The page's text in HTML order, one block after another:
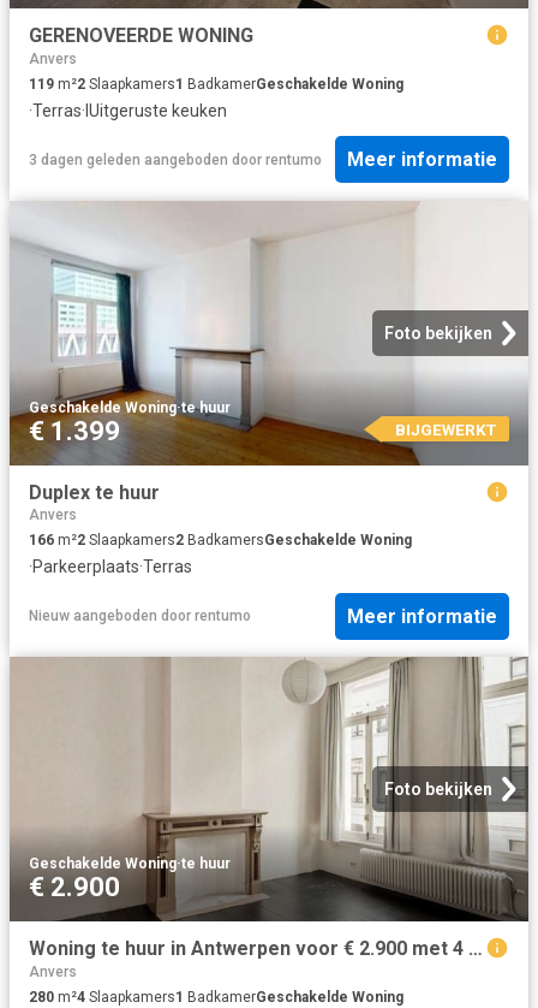
GERENOVEERDE WONING
Anvers
119 m²2 Slaapkamers1 BadkamerGeschakelde Woning
·Terras· IUitgeruste keuken
3 dagen geleden aangeboden door rentumo Meer informatie
Foto bekijken
Geschakelde Woning·te huur
€ 1.399 BIJGEWERKT
Duplex te huur
Anvers
166 m²2 Slaapkamers2 BadkamersGeschakelde Woning
·Parkeerplaats·Terras
Nieuw aangeboden door rentumo Meer informatie
Foto bekijken
Geschakelde Woning·te huur
€ 2.900
Woning te huur in Antwerpen voor € 2.900 met 4 slaapkamers
Anvers
280 m²4 Slaapkamers1 BadkamerGeschakelde Woning